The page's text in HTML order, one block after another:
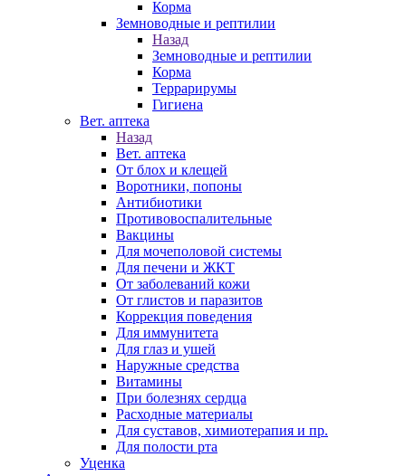
Корма
Земноводные и рептилии
Назад
Земноводные и рептилии
Корма
Террарирумы
Гигиена
Вет. аптека
Назад
Вет. аптека
От блох и клещей
Воротники, попоны
Антибиотики
Противовоспалительные
Вакцины
Для мочеполовой системы
Для печени и ЖКТ
От заболеваний кожи
От глистов и паразитов
Коррекция поведения
Для иммунитета
Для глаз и ушей
Наружные средства
Витамины
При болезнях сердца
Расходные материалы
Для суставов, химиотерапия и пр.
Для полости рта
Уценка